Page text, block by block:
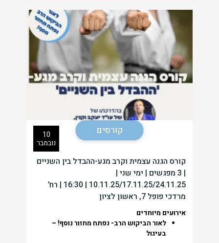
קורסים
10
נובמבר
קורס הגנה עצמית וקרב מגע-ההבדל בין השניים
| 3 מפגשים | ימי שני |
10.11.25/17.11.25/24.11.25 | 16:30 | רח'
מרדכי פופל 7, ראשון לציון
אירועים מיוחדים
לאור הביקוש הרב- נפתח מחזור נוסף! –
בעיגול